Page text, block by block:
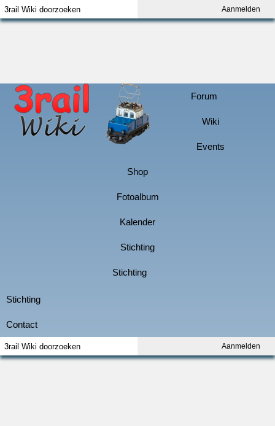
Aanmelden
Aanmelden